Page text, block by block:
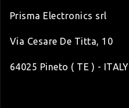
Prisma Electronics srl
Via Cesare De Titta, 10
64025 Pineto ( TE ) - ITALY